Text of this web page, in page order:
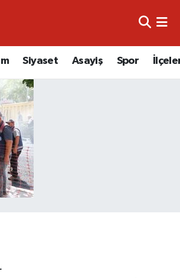
Siyaset Asayiş Spor
Durumu ve Fikstür